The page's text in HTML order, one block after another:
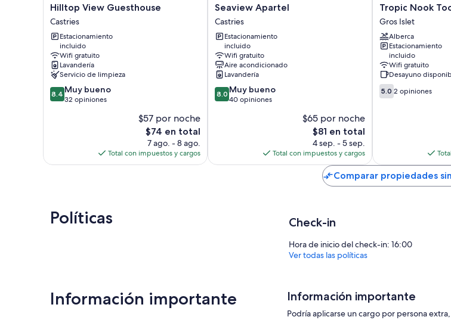
Hilltop
View
Guesthouse
Castries
Hilltop View Guesthouse
Castries
Estacionamiento
incluido
Wifi gratuito
Lavandería
Servicio de limpieza
8.4
de
8.4 Muy bueno
32 opiniones
$57 por noche
El
precio
actual
es
$74 en total
7 ago. - 8 ago.
Total con impuestos y cargos
Seaview
Apartel
Castries
Seaview Apartel
Castries
Estacionamiento
incluido
Wifi gratuito
Aire acondicionado
Lavandería
8.0
de
8.0 Muy bueno
40 opiniones
$65 por noche
El
precio
actual
es
$81
$81 en total
4 sep. - 5 sep.
Total con impuestos y cargos
Tropic
Nook
Too
Gros
Islet
Tropic Nook
Gros Islet
Alberca
Estacionamiento
incluido
Wifi gratuito
Desayuno
5.0
de
5.0 2 opiniones
Comparar propiedades
Políticas Check-in
Hora de inicio del check-in: 16:00
Ver todas las políticas
Información importante Información importante
Podría aplicarse un cargo por persona